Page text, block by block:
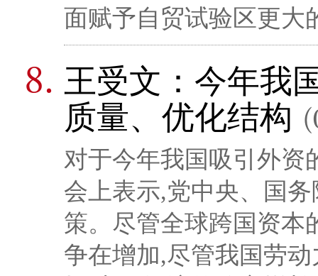
面赋予自贸试验区更大
王受文：今年我
质量、优化结构
对于今年我国吸引外资
会上表示,党中央、国
策。尽管全球跨国资本
争在增加,尽管我国劳